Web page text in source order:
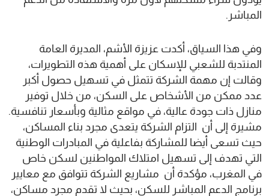
المباشر.
وفي هذا السياق، أكدت عزيزة الأشم، المديرة العامة
المنتدبة للشعبي للإسكان على أهمية هذه التطويرات،
وقالت إن مهمة الشركة تتمثل في تسهيل حصول أكبر
عدد ممكن من الأشخاص على السكن، من خلال توفير
منازل ذات جودة عالية، في مواقع مثالية وبأسعار تنافسية.
مشيرة إلى أن التزام الشركة يتعدى مجرد بناء المساكن،
حيث تسعى أيضا للمشاركة بفاعلية في المبادرات الوطنية
التي تهدف إلى تسهيل امتلاك المواطنين لسكن خاص
في المغرب، مؤكدة أن مشاريع الشركة تتوافق مع معايير
برنامج الدعم المباشر للسكن، بحيث لا تقدم مجرد مساكن،